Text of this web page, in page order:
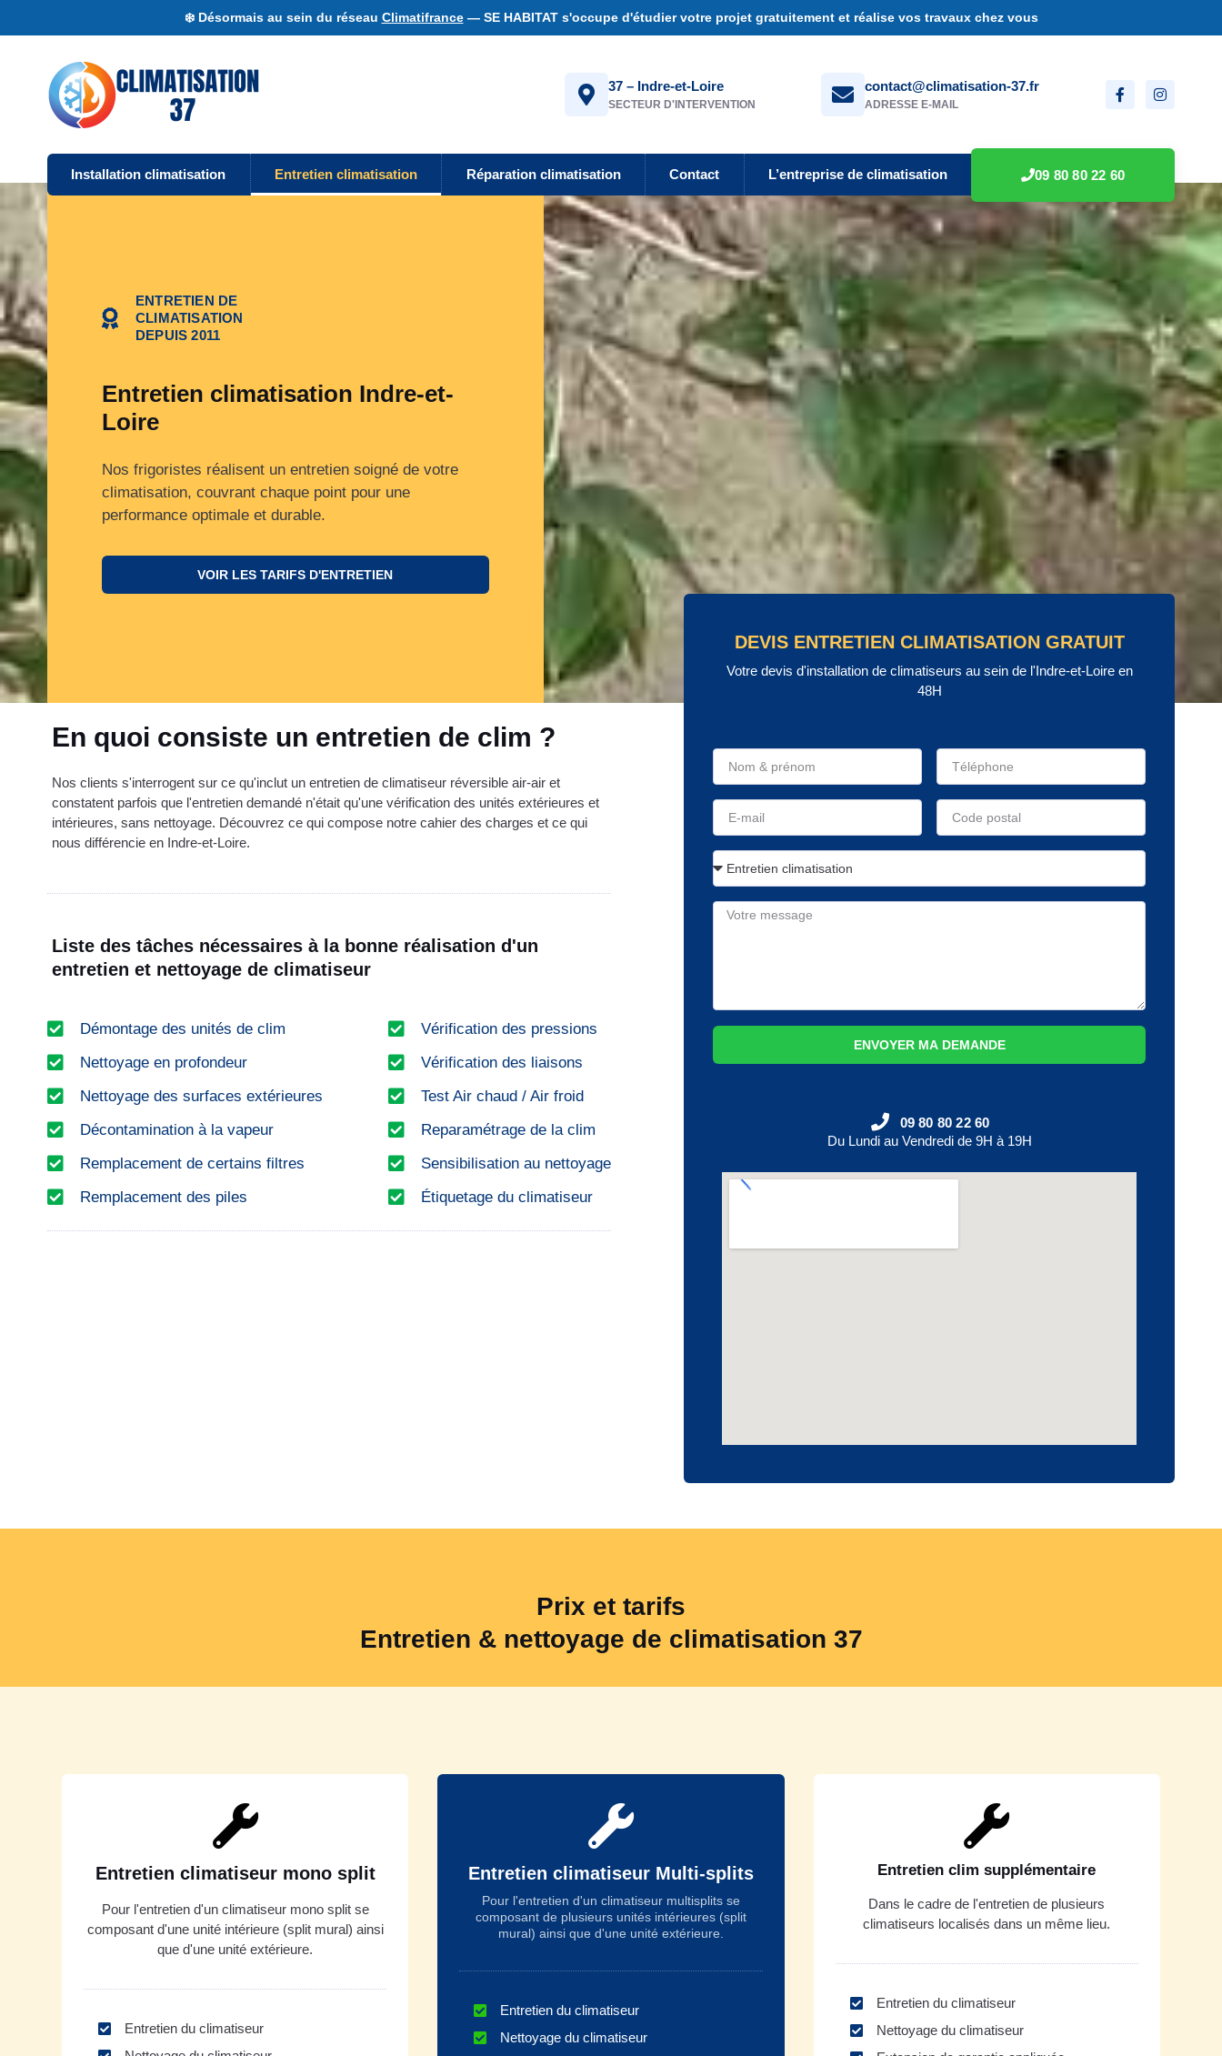
❄️ Désormais au sein du réseau Climatifrance— SE HABITAT s'occupe d'étudier votre projet gratuitement et réalise vos travaux chez vous
37 – Indre-et-Loire
SECTEUR D'INTERVENTION
contact@climatisation-37.fr
ADRESSE E-MAIL
Installation climatisation Entretien climatisation Réparation climatisation Contact L’entreprise de climatisation 09 80 80 22 60
ENTRETIEN DE
CLIMATISATION
DEPUIS 2011
Entretien climatisation Indre-et-
Loire
Nos frigoristes réalisent un entretien soigné de votre
climatisation, couvrant chaque point pour une
performance optimale et durable.
VOIR LES TARIFS D'ENTRETIEN
En quoi consiste un entretien de clim ?
Nos clients s'interrogent sur ce qu'inclut un entretien de climatiseur réversible air-air et
constatent parfois que l'entretien demandé n'était qu'une vérification des unités extérieures et
intérieures, sans nettoyage. Découvrez ce qui compose notre cahier des charges et ce qui
nous différencie en Indre-et-Loire.
Liste des tâches nécessaires à la bonne réalisation d'un
entretien et nettoyage de climatiseur
Démontage des unités de clim
Nettoyage en profondeur
Nettoyage des surfaces extérieures
Décontamination à la vapeur
Remplacement de certains filtres
Remplacement des piles
Vérification des pressions
Vérification des liaisons
Test Air chaud / Air froid
Reparamétrage de la clim
Sensibilisation au nettoyage
Étiquetage du climatiseur
DEVIS ENTRETIEN CLIMATISATION GRATUIT
Votre devis d'installation de climatiseurs au sein de l'Indre-et-Loire en
48H
ENVOYER MA DEMANDE
09 80 80 22 60
Du Lundi au Vendredi de 9H à 19H
Prix et tarifs
Entretien & nettoyage de climatisation 37
Entretien climatiseur mono split
Pour l'entretien d'un climatiseur mono split se
composant d'une unité intérieure (split mural) ainsi
que d'une unité extérieure.
Entretien du climatiseur
Entretien climatiseur Multi-splits
Pour l'entretien d'un climatiseur multisplits se
composant de plusieurs unités intérieures (split
mural) ainsi que d'une unité extérieure.
Entretien du climatiseur
Nettoyage du climatiseur
Entretien clim supplémentaire
Dans le cadre de l'entretien de plusieurs
climatiseurs localisés dans un même lieu.
Entretien du climatiseur
Nettoyage du climatiseur